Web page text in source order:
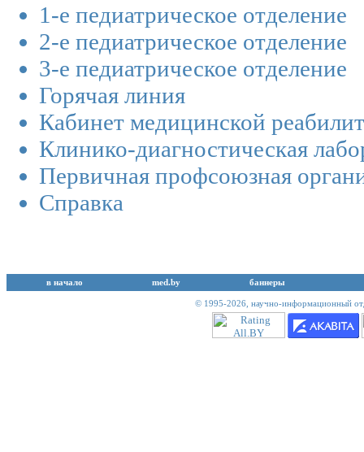
1-е педиатрическое отделение
2-е педиатрическое отделение
3-е педиатрическое отделение
Горячая линия
Кабинет медицинской
Клинико-диагностическая
Первичная профсоюзная
Справка
в начало med.by баннеры
© 1995-2026, научно-информационный